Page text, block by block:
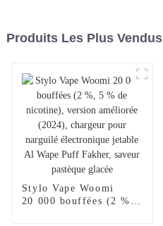
Produits Les Plus Vendus
Stylo Vape Woomi
20 000 bouffées (2 %,